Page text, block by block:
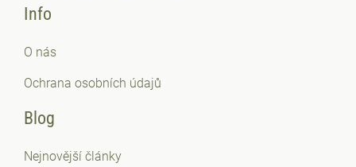
Info
O nás
Ochrana osobních údajů
Blog
Nejnovější články